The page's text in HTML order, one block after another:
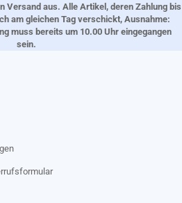
Versand aus. Alle Artikel, deren Zahlung bis
am gleichen Tag verschickt, Ausnahme:
muss bereits um 10.00 Uhr eingegangen
sein.